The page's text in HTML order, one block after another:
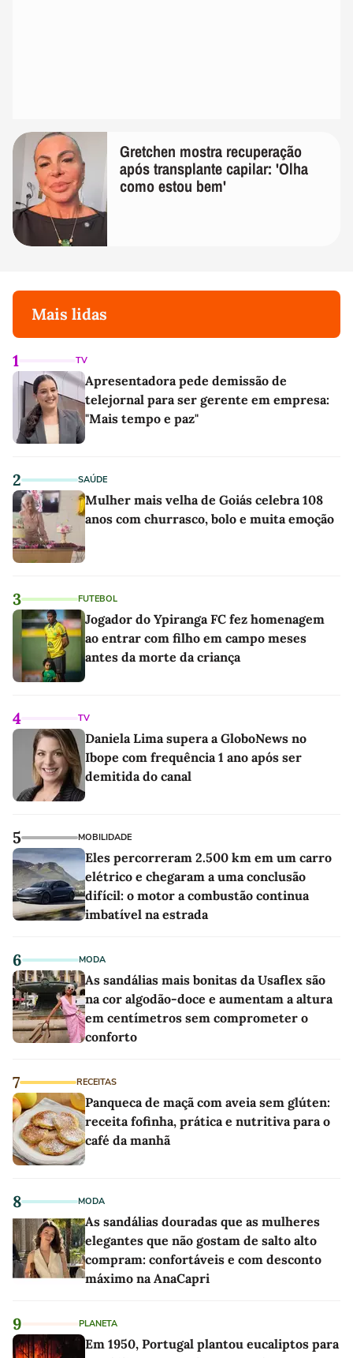
Gretchen mostra recuperação
após transplante capilar: 'Olha
como estou bem'
Mais lidas
1 TV
Apresentadora pede demissão de
telejornal para ser gerente em empresa:
"Mais tempo e paz"
2 SAÚDE
Mulher mais velha de Goiás celebra 108
anos com churrasco, bolo e muita emoção
3 FUTEBOL
Jogador do Ypiranga FC fez homenagem
ao entrar com filho em campo meses
antes da morte da criança
4 TV
Daniela Lima supera a GloboNews no
Ibope com frequência 1 ano após ser
demitida do canal
5 MOBILIDADE
Eles percorreram 2.500 km em um carro
elétrico e chegaram a uma conclusão
difícil: o motor a combustão continua
imbatível na estrada
6 MODA
As sandálias mais bonitas da Usaflex são
na cor algodão-doce e aumentam a altura
em centímetros sem comprometer o
conforto
7 RECEITAS
Panqueca de maçã com aveia sem glúten:
receita fofinha, prática e nutritiva para o
café da manhã
8 MODA
As sandálias douradas que as mulheres
elegantes que não gostam de salto alto
compram: confortáveis e com desconto
máximo na AnaCapri
9 PLANETA
Em 1950, Portugal plantou eucaliptos para